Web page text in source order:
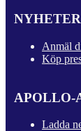
Anmäl
Köp
APOLLO-
Ladda